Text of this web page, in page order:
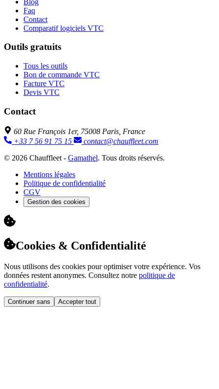
Faq
Contact
Comparatif logiciels VTC
Outils gratuits
Tous les outils
Bon de commande VTC
Facture VTC
Devis VTC
Contact
60 Rue François 1er, 75008 Paris, France
+33 7 56 91 75 15
contact@chauffleet.com
© 2026 Chauffleet - Gamathel. Tous droits réservés.
Mentions légales
Politique de confidentialité
CGV
Gestion des cookies
Cookies & Confidentialité
Nous utilisons des cookies pour optimiser votre expérience. Vos
données restent anonymes. Consultez notre politique de
confidentialité.
Continuer sans Accepter tout